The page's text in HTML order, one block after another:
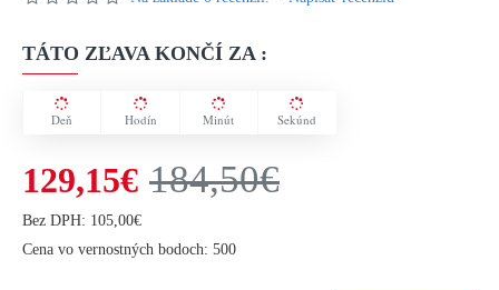
TÁTO ZĽAVA KONČÍ ZA :
Deň Hodín Minút Sekúnd
129,15€ 184,50€
Bez DPH: 105,00€
Cena vo vernostných bodoch: 500